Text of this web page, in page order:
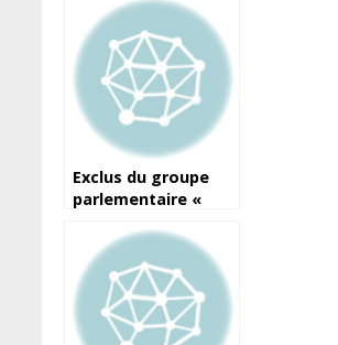
déconseillons »,
dixit Aly Kaba, chef
de la majorité
présidentielle à l’AN
Exclus du groupe
parlementaire «
», trois députés
ripostent et
accusent Mamadou
Sylla